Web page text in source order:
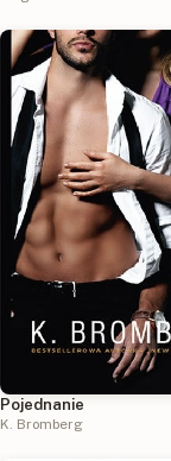
Pojednanie
K. Bromberg